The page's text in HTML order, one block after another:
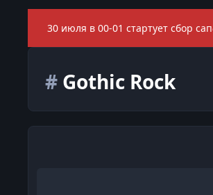
30 июля в 00-01 стартует сбор
#Gothic Rock